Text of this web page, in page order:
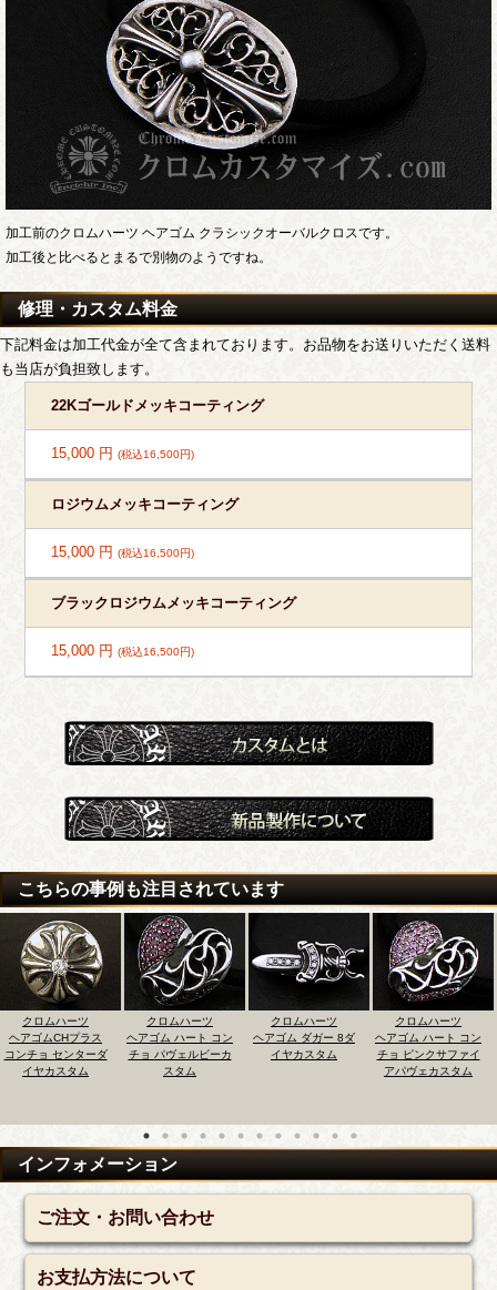
加工前のクロムハーツ ヘアゴム クラシックオーバルクロスです。
加工後と比べるとまるで別物のようですね。
修理・カスタム料金
下記料金は加工代金が全て含まれております。お品物をお送りいただく送料
も当店が負担致します。
22Kゴールドメッキコーティング
15,000 円(税込16,500円)
ロジウムメッキコーティング
15,000 円(税込16,500円)
ブラックロジウムメッキコーティング
15,000 円(税込16,500円)
こちらの事例も注目されています
ーツ
プラス
ンターダ
タム
クロムハーツ
ヘアゴム ハート コン
チョ パヴェルビーカ
クロムハーツ
ヘアゴム ダガー 8ダ
イヤカスタム
クロムハーツ
ヘアゴム ハート コン
チョ ピンクサファイ
アパヴェカスタム
ヘアゴム
チョ ロジ
コー
インフォメーション
ご注文・お問い合わせ
お支払方法について